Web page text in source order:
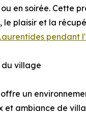
en soirée. Cette
plaisir et la
pendant
du village
un
ambiance de